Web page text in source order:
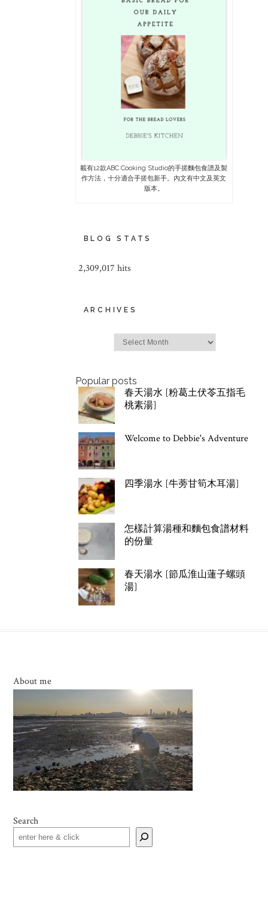
載有12款ABC Cooking Studio的手搓麵包食譜及製
作方法，十分適合手搓包新手。內文有中文及英文
版本。
BLOG STATS
2,309,017 hits
ARCHIVES
Popular posts
春天湯水 [粉葛土伏苓五指毛
桃素湯]
Welcome to Debbie's Adventure
四季湯水 [牛蒡甘筍木耳湯]
怎樣計算湯種和麵包食譜材料
的份量
春天湯水 [節瓜淮山蓮子螺頭
湯]
About me
Search